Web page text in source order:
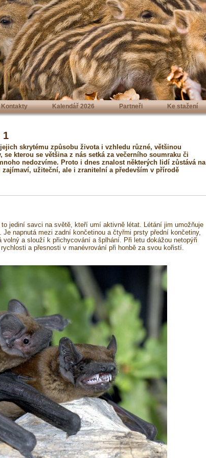
Kontakty Kalendář 2026 Partneři Ke stažení
1
skrytému způsobu života i vzhledu různé, většinou
kterou se většina z nás setká za večerního soumraku či
nedozvíme. Proto i dnes znalost některých lidí zůstává na
užiteční, ale i zranitelní a především v přírodě
to jediní savci na světě, kteří umí aktivně létat. Létání jim umožňuje
napnutá mezi zadní končetinou a čtyřmi prsty přední končetiny,
a slouží k přichycování a šplhání. Při letu dokážou netopýři
a přesnosti v manévrování při honbě za svou kořistí.